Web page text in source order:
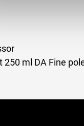
250 ml DA Fine